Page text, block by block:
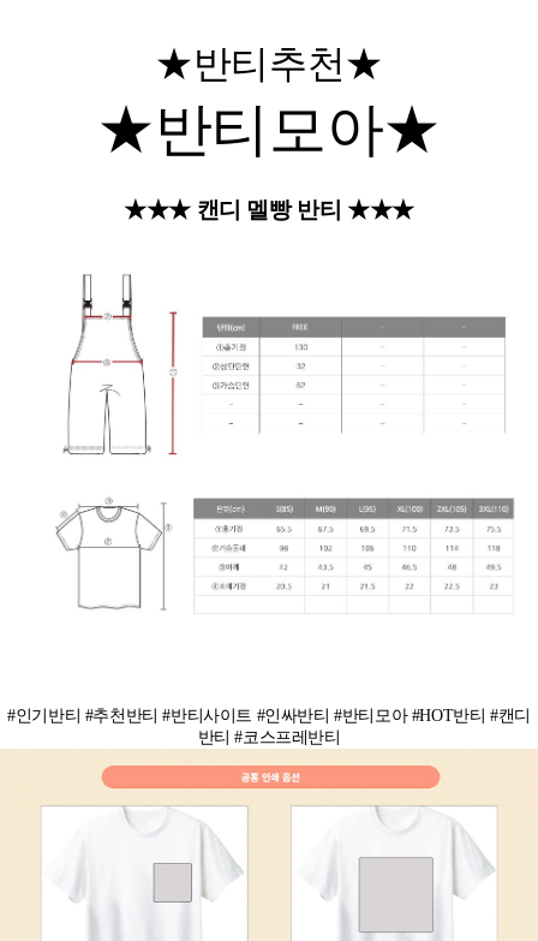
★반티추천★
★반티모아★
★★★ 캔디 멜빵 반티 ★★★
#인기반티 #추천반티 #반티사이트 #인싸반티 #반티모아 #HOT반티 #캔디
반티 #코스프레반티